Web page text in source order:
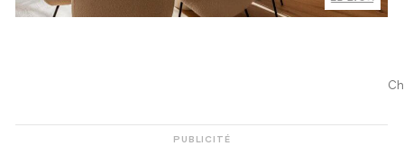
PUBLICITÉ